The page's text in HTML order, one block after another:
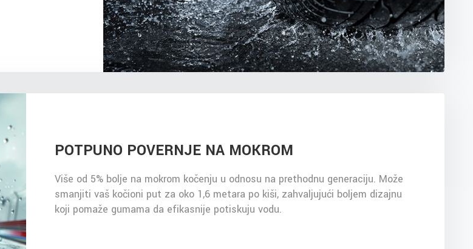
POTPUNO POVERNJE NA MOKROM
Više od 5% bolje na mokrom kočenju u odnosu na prethodnu generaciju. Može
smanjiti vaš kočioni put za oko 1,6 metara po kiši, zahvaljujući boljem dizajnu
koji pomaže gumama da efikasnije potiskuju vodu.